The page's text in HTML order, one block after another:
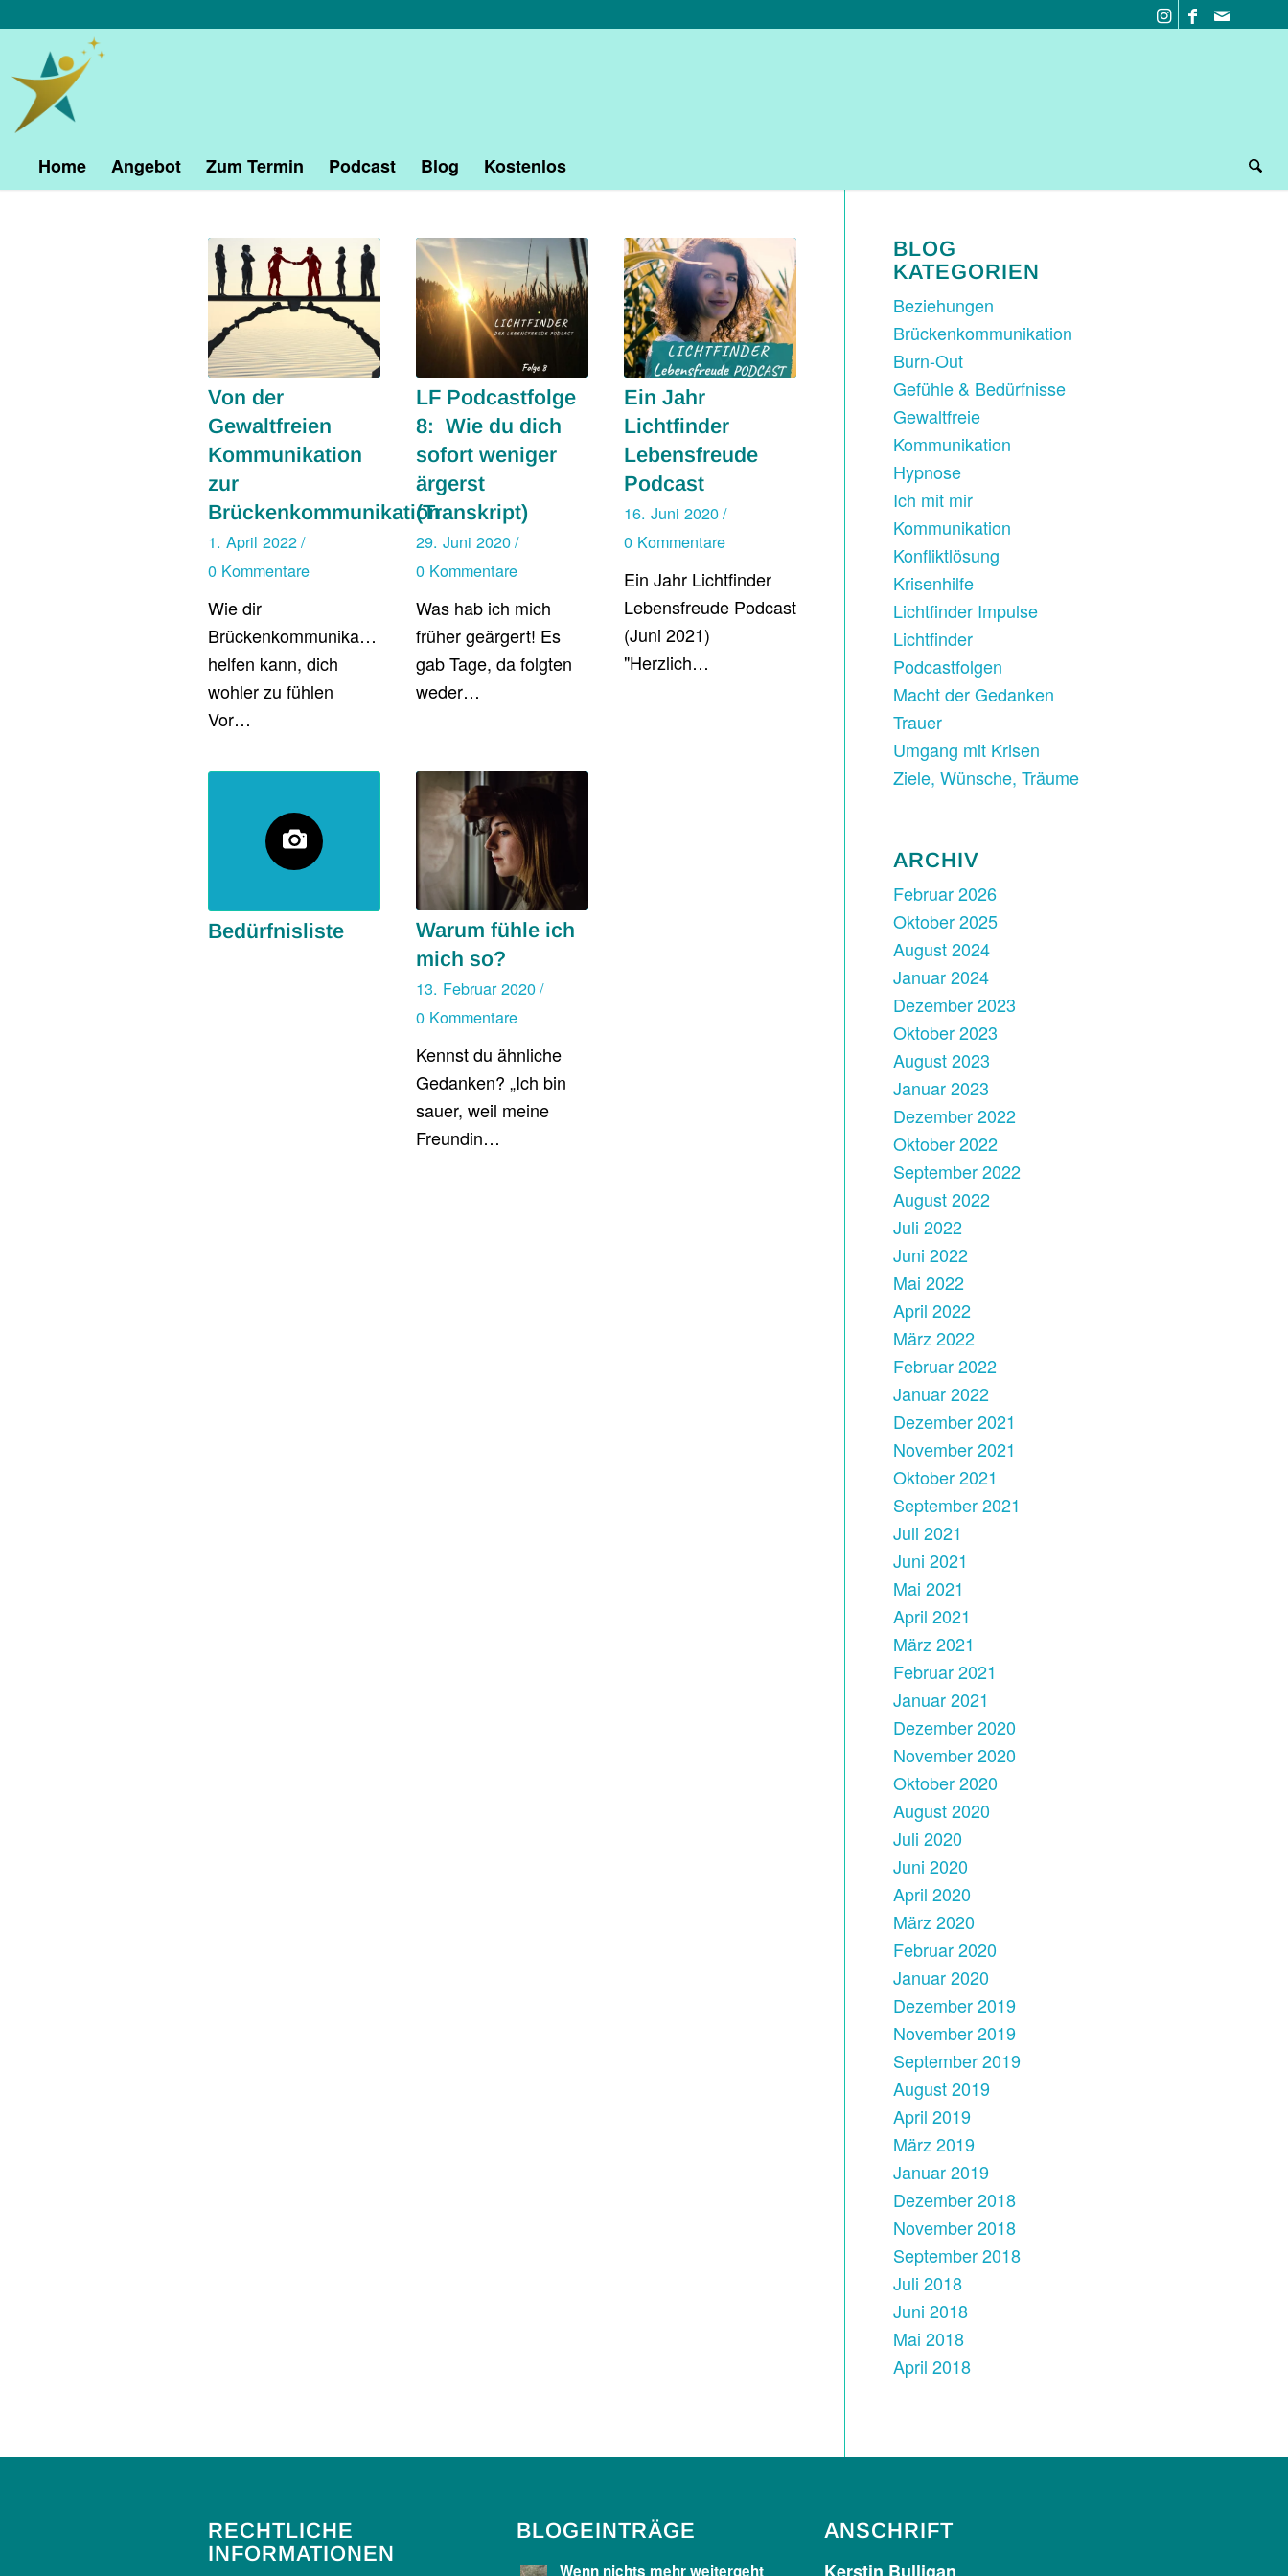
Home Angebot Zum Termin Podcast Blog Kostenlos
Von der
Gewaltfreien
Kommunikation
zur
Brückenkommunikation
1. April 2022/
0 Kommentare
Wie dir
Brückenkommunikation
helfen kann, dich
wohler zu fühlen
Vor…
LF Podcastfolge
8: Wie du dich
sofort weniger
ärgerst
(Transkript)
29. Juni 2020/
0 Kommentare
Was hab ich mich
früher geärgert! Es
gab Tage, da folgten
weder…
Ein Jahr
Lichtfinder
Lebensfreude
Podcast
16. Juni 2020/
0 Kommentare
Ein Jahr Lichtfinder
Lebensfreude Podcast
(Juni 2021)
"Herzlich…
Bedürfnisliste
Warum fühle ich
mich so?
13. Februar 2020/
0 Kommentare
Kennst du ähnliche
Gedanken? „Ich bin
sauer, weil meine
Freundin…
BLOG
KATEGORIEN
Beziehungen
Brückenkommunikation
Burn-Out
Gefühle & Bedürfnisse
Gewaltfreie
Kommunikation
Hypnose
Ich mit mir
Kommunikation
Konfliktlösung
Krisenhilfe
Lichtfinder Impulse
Lichtfinder
Podcastfolgen
Macht der Gedanken
Trauer
Umgang mit Krisen
Ziele, Wünsche, Träume
ARCHIV
Februar 2026
Oktober 2025
August 2024
Januar 2024
Dezember 2023
Oktober 2023
August 2023
Januar 2023
Dezember 2022
Oktober 2022
September 2022
August 2022
Juli 2022
Juni 2022
Mai 2022
April 2022
März 2022
Februar 2022
Januar 2022
Dezember 2021
November 2021
Oktober 2021
September 2021
Juli 2021
Juni 2021
Mai 2021
April 2021
März 2021
Februar 2021
Januar 2021
Dezember 2020
November 2020
Oktober 2020
August 2020
Juli 2020
Juni 2020
April 2020
März 2020
Februar 2020
Januar 2020
Dezember 2019
November 2019
September 2019
August 2019
April 2019
März 2019
Januar 2019
Dezember 2018
November 2018
September 2018
Juli 2018
Juni 2018
Mai 2018
April 2018
RECHTLICHE
INFORMATIONEN
BLOGEINTRÄGE
Wenn nichts mehr weitergeht
ANSCHRIFT
Kerstin Bulligan